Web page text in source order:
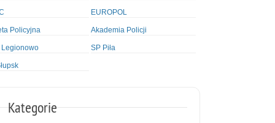
EUROPOL
Policyjna Akademia Policji
Legionowo SP Piła
Kategorie